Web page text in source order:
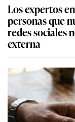
Los expertos
personas que
redes sociales
externa